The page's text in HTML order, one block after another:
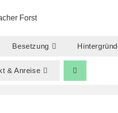
Besetzung
& Anreise